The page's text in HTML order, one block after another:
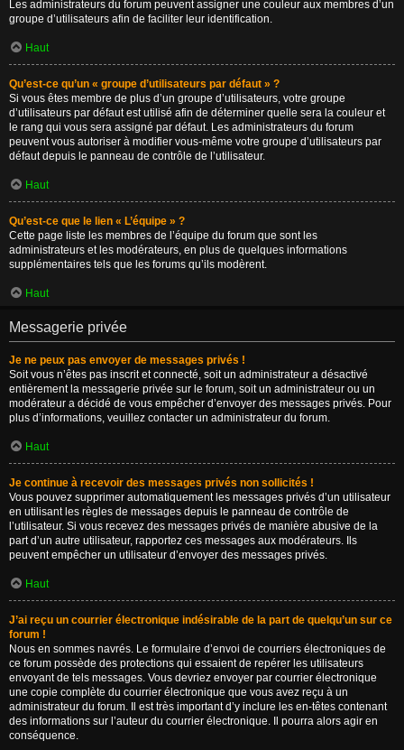
Les administrateurs du forum peuvent assigner une couleur aux membres d’un
groupe d’utilisateurs afin de faciliter leur identification.
Haut
Qu’est-ce qu’un « groupe d’utilisateurs par défaut » ?
Si vous êtes membre de plus d’un groupe d’utilisateurs, votre groupe
d’utilisateurs par défaut est utilisé afin de déterminer quelle sera la couleur et
le rang qui vous sera assigné par défaut. Les administrateurs du forum
peuvent vous autoriser à modifier vous-même votre groupe d’utilisateurs par
défaut depuis le panneau de contrôle de l’utilisateur.
Haut
Qu’est-ce que le lien « L’équipe » ?
Cette page liste les membres de l’équipe du forum que sont les
administrateurs et les modérateurs, en plus de quelques informations
supplémentaires tels que les forums qu’ils modèrent.
Haut
Messagerie privée
Je ne peux pas envoyer de messages privés !
Soit vous n’êtes pas inscrit et connecté, soit un administrateur a désactivé
entièrement la messagerie privée sur le forum, soit un administrateur ou un
modérateur a décidé de vous empêcher d’envoyer des messages privés. Pour
plus d’informations, veuillez contacter un administrateur du forum.
Haut
Je continue à recevoir des messages privés non sollicités !
Vous pouvez supprimer automatiquement les messages privés d’un utilisateur
en utilisant les règles de messages depuis le panneau de contrôle de
l’utilisateur. Si vous recevez des messages privés de manière abusive de la
part d’un autre utilisateur, rapportez ces messages aux modérateurs. Ils
peuvent empêcher un utilisateur d’envoyer des messages privés.
Haut
J’ai reçu un courrier électronique indésirable de la part de quelqu’un sur ce
forum !
Nous en sommes navrés. Le formulaire d’envoi de courriers électroniques de
ce forum possède des protections qui essaient de repérer les utilisateurs
envoyant de tels messages. Vous devriez envoyer par courrier électronique
une copie complète du courrier électronique que vous avez reçu à un
administrateur du forum. Il est très important d’y inclure les en-têtes contenant
des informations sur l’auteur du courrier électronique. Il pourra alors agir en
conséquence.